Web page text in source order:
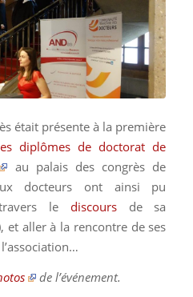
était présente à la première
diplômes de doctorat de
au palais des congrès de
docteurs ont ainsi pu
le discoursde sa
et aller à la rencontre de ses
de l’événement.